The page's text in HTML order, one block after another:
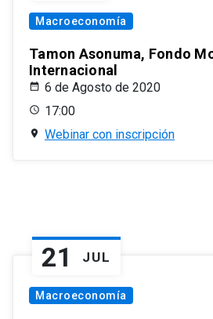
Macroeconomía
Tamon Asonuma, Fondo
Internacional
6 de Agosto de 2020
17:00
Webinar con inscripción
21 JUL
Macroeconomía